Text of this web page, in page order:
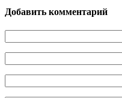
Добавить комментарий